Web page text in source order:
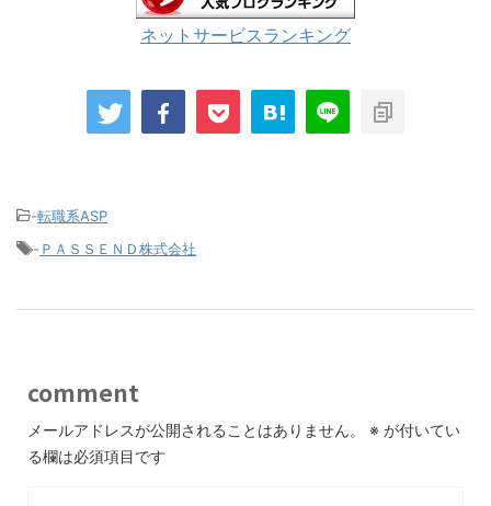
ネットサービスランキング
-転職系ASP
- ＰＡＳＳＥＮＤ株式会社
comment
メールアドレスが公開されることはありません。 ※ が付いてい
る欄は必須項目です